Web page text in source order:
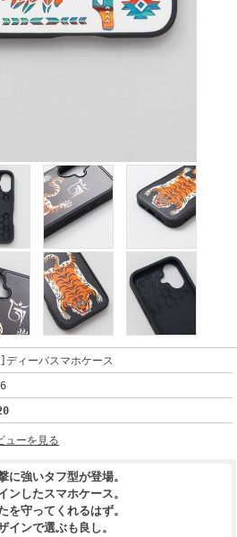
ィーバスマホケース
ューを見る
に強いタフ型が登場。
ンしたスマホケース。
を守ってくれるはず。
インで選ぶも良し。